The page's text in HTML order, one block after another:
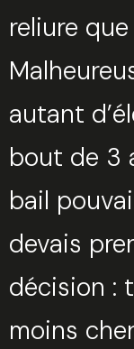
reliure
autant
bout de 3
bail
devais
décision :
moins